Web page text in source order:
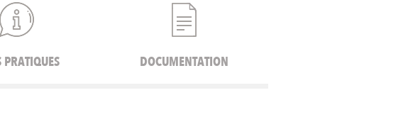
PRATIQUES DOCUMENTATION